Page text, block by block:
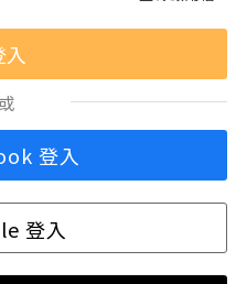
或
登入
登入